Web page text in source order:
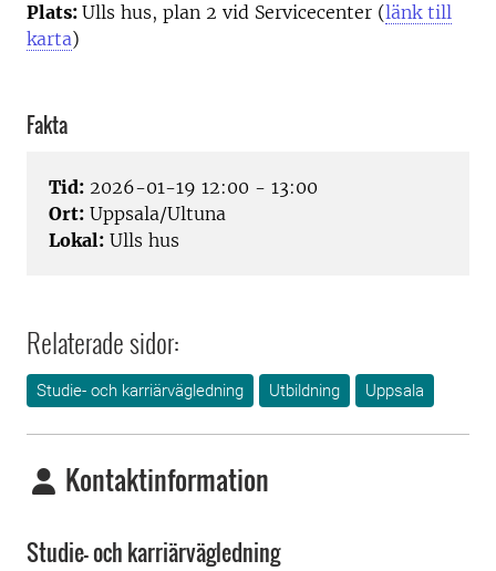
Plats: Ulls hus, plan 2 vid Servicecenter (länk till
karta)
Fakta
Tid: 2026-01-19 12:00 - 13:00
Ort: Uppsala/Ultuna
Lokal: Ulls hus
Relaterade sidor:
Studie- och karriärvägledning Utbildning Uppsala
Kontaktinformation
Studie- och karriärvägledning